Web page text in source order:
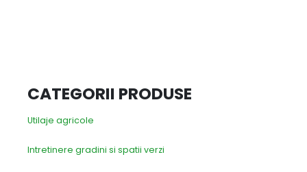
CATEGORII PRODUSE
Utilaje agricole
Intretinere gradini si spatii verzi